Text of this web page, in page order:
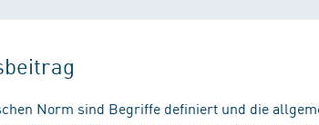
Norm sind Begriffe definiert und die